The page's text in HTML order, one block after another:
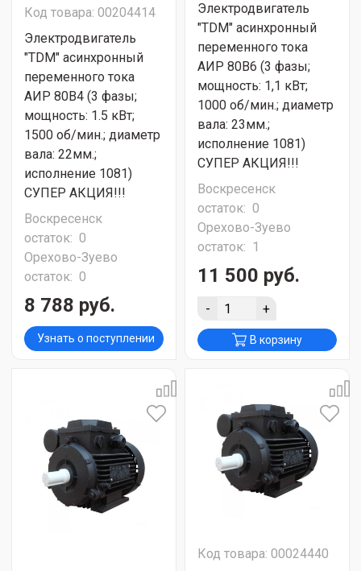
Код товара: 00204414
Электродвигатель
"TDM" асинхронный
переменного тока
АИР 80B4 (3 фазы;
мощность: 1.5 кВт;
1500 об/мин.; диаметр
вала: 22мм.;
исполнение 1081)
СУПЕР АКЦИЯ!!!
Воскресенск
остаток: 0
Орехово-Зуево
остаток: 0
8 788 руб.
Узнать о поступлении
Электродвигатель
"TDM" асинхронный
переменного тока
АИР 80B6 (3 фазы;
мощность: 1,1 кВт;
1000 об/мин.; диаметр
вала: 23мм.;
исполнение 1081)
СУПЕР АКЦИЯ!!!
Воскресенск
остаток: 0
Орехово-Зуево
остаток: 1
11 500 руб.
- +
В корзину
Код товара: 00024440